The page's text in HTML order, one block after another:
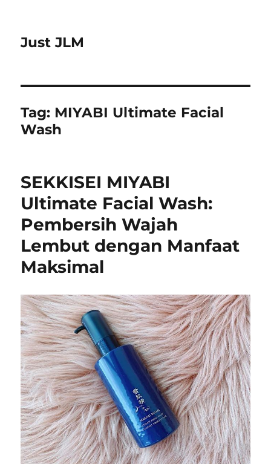
Just JLM
Tag: MIYABI Ultimate Facial
Wash
SEKKISEI MIYABI
Ultimate Facial Wash:
Pembersih Wajah
Lembut dengan Manfaat
Maksimal